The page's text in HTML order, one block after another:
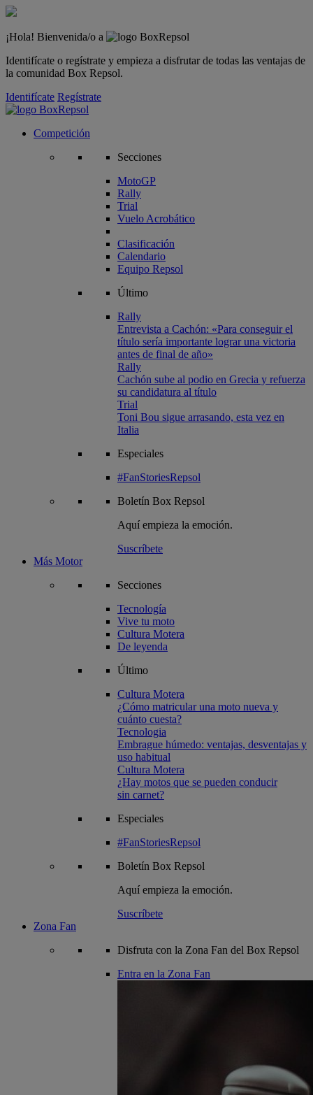
¡Hola! Bienvenida/o a
Identifícate o regístrate y empieza a disfrutar de todas las ventajas de
la comunidad Box Repsol.
Identifícate Regístrate
Competición
Secciones
MotoGP
Rally
Trial
Vuelo Acrobático
Clasificación
Calendario
Equipo Repsol
Último
Rally
Entrevista a Cachón: «Para conseguir el
título sería importante lograr una victoria
antes de final de año»
Rally
Cachón sube al podio en Grecia y refuerza
su candidatura al título
Trial
Toni Bou sigue arrasando, esta vez en
Italia
Especiales
#FanStoriesRepsol
Boletín Box Repsol
Aquí empieza la emoción.
Suscríbete
Más Motor
Secciones
Tecnología
Vive tu moto
Cultura Motera
De leyenda
Último
Cultura Motera
¿Cómo matricular una moto nueva y
cuánto cuesta?
Tecnologia
Embrague húmedo: ventajas, desventajas y
uso habitual
Cultura Motera
¿Hay motos que se pueden conducir
sin carnet?
Especiales
#FanStoriesRepsol
Boletín Box Repsol
Aquí empieza la emoción.
Suscríbete
Zona Fan
Disfruta con la Zona Fan del Box Repsol
Entra en la Zona Fan